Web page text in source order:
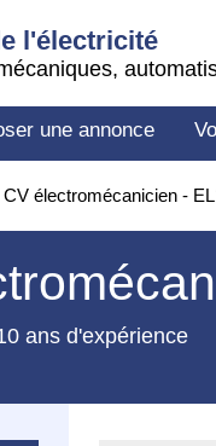
l'électricité
une annonce
CV électromécanicien -
ans d'expérience